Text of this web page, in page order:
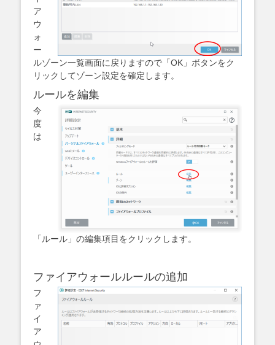
ア
ウ
ォ
ー
ルゾーン一覧画面に戻りますので「OK」ボタンをク
リックしてゾーン設定を確定します。
ルールを編集
今
度
は
「ルール」の編集項目をクリックします。
ファイアウォールルールの追加
フ
ァ
イ
ア